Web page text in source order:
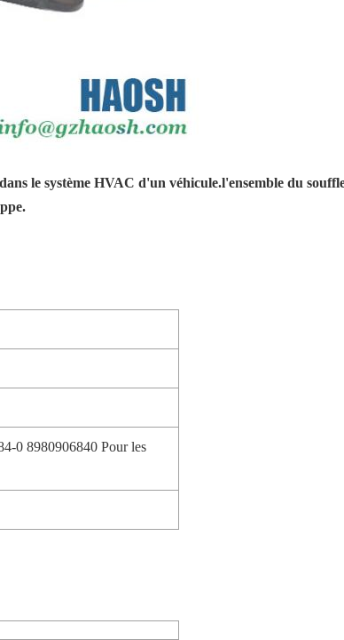
le système HVAC d'un véhicule.l'ensemble du
0 8980906840 Pour les